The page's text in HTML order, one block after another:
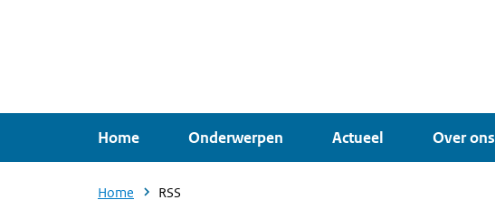
de
gaan
Home Onderwerpen Actueel Over ons
Home RSS